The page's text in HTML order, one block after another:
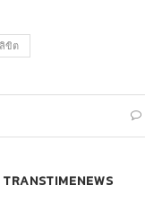
ขิต
TRANSTIMENEWS